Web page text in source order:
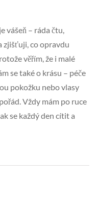
vášeň – ráda čtu,
zjišťuji, co opravdu
věřím, že i malé
se také o krásu – péče
pokožku nebo vlasy
Vždy mám po ruce
se každý den cítit a